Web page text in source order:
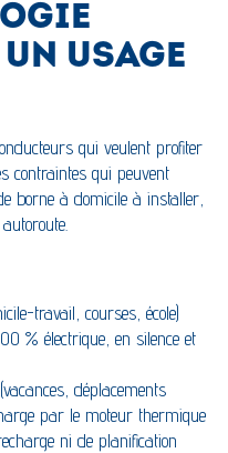
USAGE
qui veulent profiter
contraintes qui peuvent
borne à domicile à installer,
travail, courses, école)
% électrique, en silence et
(vacances, déplacements
par le moteur thermique
ni de planification